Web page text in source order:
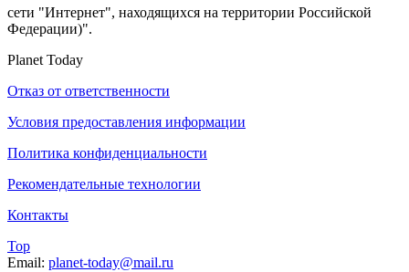
сети "Интернет", находящихся на территории Российской
Федерации)".
Planet Today
Отказ от ответственности
Условия предоставления информации
Политика конфиденциальности
Рекомендательные технологии
Контакты
Top
Email: planet-today@mail.ru